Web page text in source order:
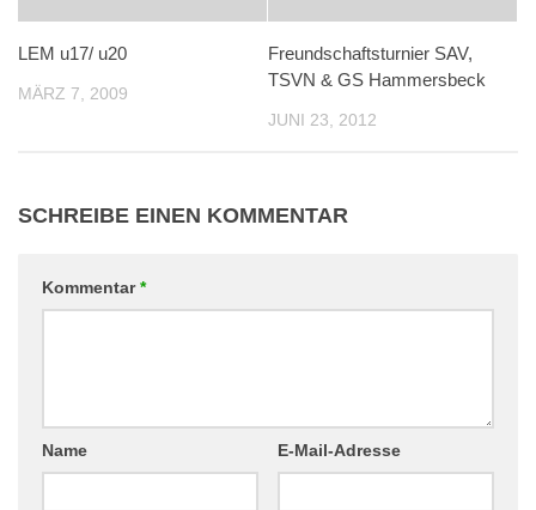
LEM u17/ u20
MÄRZ 7, 2009
Freundschaftsturnier SAV,
TSVN & GS Hammersbeck
JUNI 23, 2012
SCHREIBE EINEN KOMMENTAR
Kommentar*
Name E-Mail-Adresse